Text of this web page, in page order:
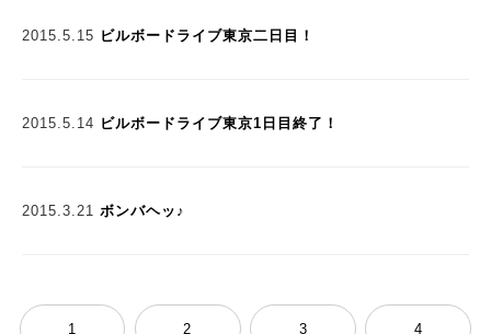
2015.5.15 ビルボードライブ東京二日目！
2015.5.14 ビルボードライブ東京1日目終了！
2015.3.21 ボンバヘッ♪
1 2 3 4